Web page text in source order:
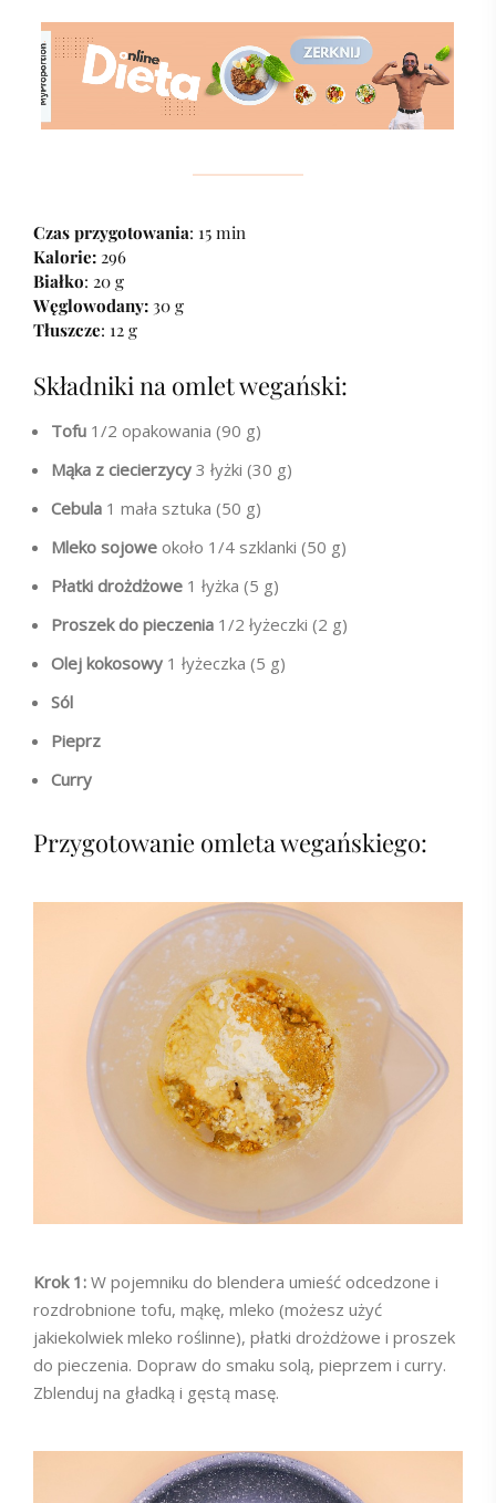
Czas przygotowania: 15 min
Kalorie: 296
Białko: 20 g
Węglowodany: 30 g
Tłuszcze: 12 g
Składniki na omlet wegański:
Tofu 1/2 opakowania (90 g)
Mąka z ciecierzycy 3 łyżki (30 g)
Cebula 1 mała sztuka (50 g)
Mleko sojowe około 1/4 szklanki (50 g)
Płatki drożdżowe 1 łyżka (5 g)
Proszek do pieczenia 1/2 łyżeczki (2 g)
Olej kokosowy 1 łyżeczka (5 g)
Sól
Pieprz
Curry
Przygotowanie omleta wegańskiego:
Krok 1: W pojemniku do blendera umieść odcedzone i
rozdrobnione tofu, mąkę, mleko (możesz użyć
jakiekolwiek mleko roślinne), płatki drożdżowe i proszek
do pieczenia. Dopraw do smaku solą, pieprzem i curry.
Zblenduj na gładką i gęstą masę.